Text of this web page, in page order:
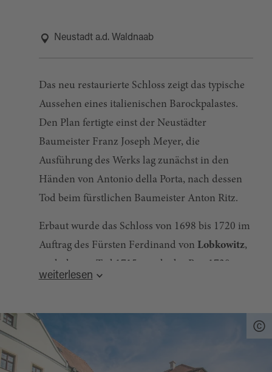
Neustadt a.d. Waldnaab
Das neu restaurierte Schloss zeigt das typische
Aussehen eines italienischen Barockpalastes.
Den Plan fertigte einst der Neustädter
Baumeister Franz Joseph Meyer, die
Ausführung des Werks lag zunächst in den
Händen von Antonio della Porta, nach dessen
Tod beim fürstlichen Baumeister Anton Ritz.
Erbaut wurde das Schloss von 1698 bis 1720 im
Auftrag des Fürsten Ferdinand von Lobkowitz,
nach dessen Tod 1715 wurde der Bau 1720
eingestellt. Zunächst wurde es als dreiflügelige
Elbe in Böhmen geplant, nach Vollendung des
ersten Flügels erfolgte kein Weiterbau, weshalb
das benachbarte Alte Schloss erhalten blieb.
weiterlesen